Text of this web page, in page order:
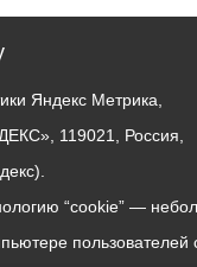
Яндекс Метрика,
119021, Россия,
“cookie” —
пользователей